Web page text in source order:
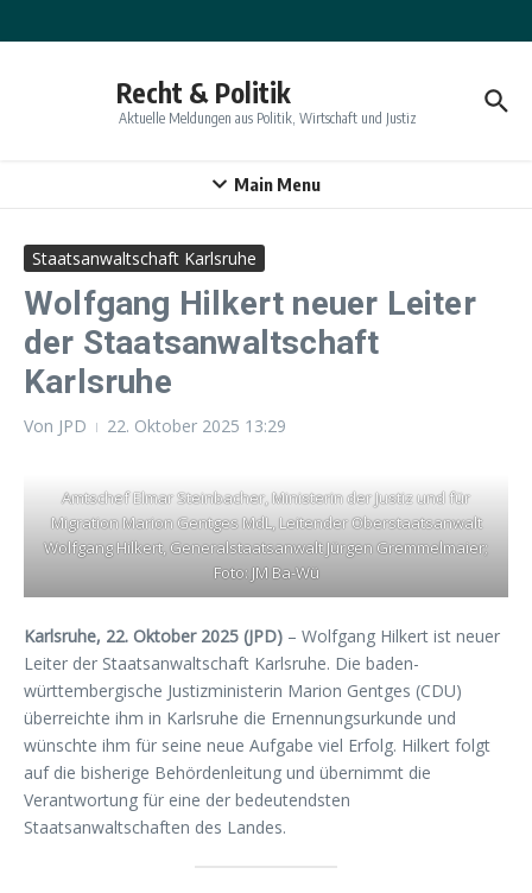
Recht & Politik
Aktuelle Meldungen aus Politik, Wirtschaft und Justiz
Main Menu
Staatsanwaltschaft Karlsruhe
Wolfgang Hilkert neuer Leiter
der Staatsanwaltschaft
Karlsruhe
Von JPD 22. Oktober 2025 13:29
Amtschef Elmar Steinbacher, Ministerin der Justiz und für
Migration Marion Gentges MdL, Leitender Oberstaatsanwalt
Wolfgang Hilkert, Generalstaatsanwalt Jürgen Gremmelmaier;
Foto: JM Ba-Wü
Karlsruhe, 22. Oktober 2025 (JPD) – Wolfgang Hilkert ist neuer
Leiter der Staatsanwaltschaft Karlsruhe. Die baden-
württembergische Justizministerin Marion Gentges (CDU)
überreichte ihm in Karlsruhe die Ernennungsurkunde und
wünschte ihm für seine neue Aufgabe viel Erfolg. Hilkert folgt
auf die bisherige Behördenleitung und übernimmt die
Verantwortung für eine der bedeutendsten
Staatsanwaltschaften des Landes.